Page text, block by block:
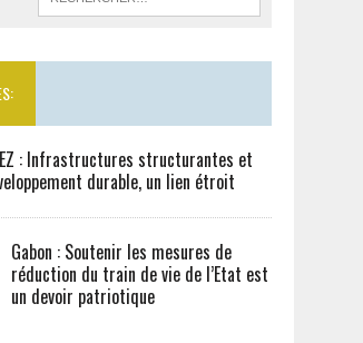
: Infrastructures structurantes et
durable, un lien étroit
Gabon : Soutenir les mesures de
réduction du train de vie de l’Etat est
un devoir patriotique